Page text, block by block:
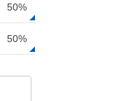
50%
50%